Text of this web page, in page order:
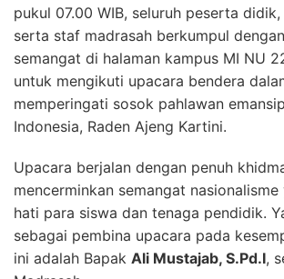
pukul 07.00 WIB, seluruh peserta
serta staf madrasah berkumpul
semangat di halaman kampus MI NU
untuk mengikuti upacara bendera
memperingati sosok pahlawan
Indonesia, Raden Ajeng Kartini.
Upacara berjalan dengan penuh
mencerminkan semangat
hati para siswa dan tenaga pendidik.
sebagai pembina upacara pada
ini adalah Bapak Ali Mustajab, S.Pd.I,